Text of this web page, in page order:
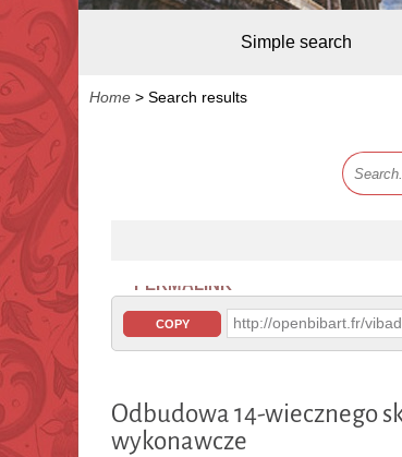
Simple search
Home > Search results
PERMALINK
COPY http://openbibart.fr/
Odbudowa 14-wiecznego
wykonawcze